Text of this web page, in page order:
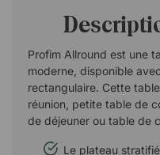
Profim Allround est une
moderne, disponible
rectangulaire. Cette
réunion, petite table de
de déjeuner ou table de
Le plateau